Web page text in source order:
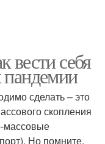
вести себя
пандемии
сделать – это
скопления
массовые
Но помните,